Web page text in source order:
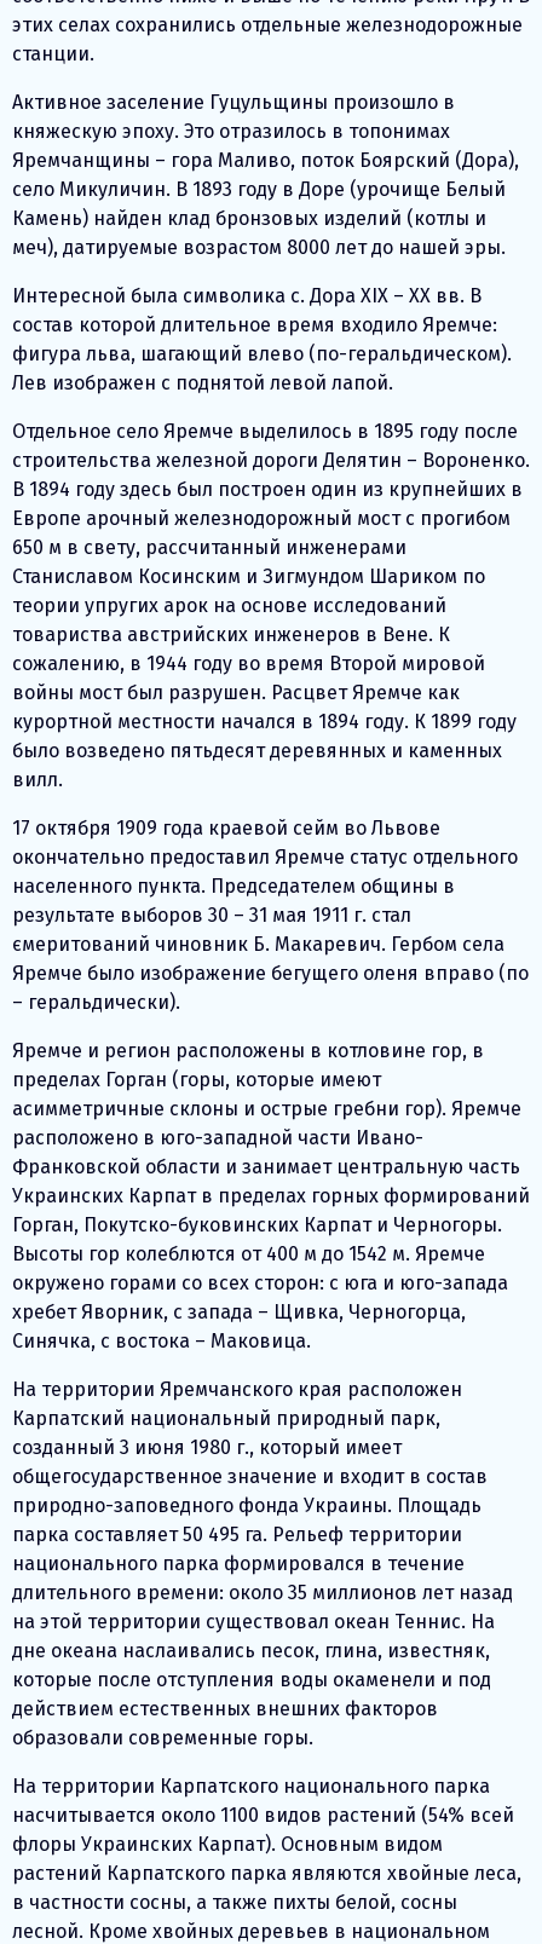
этих селах сохранились отдельные железнодорожные
станции.
Активное заселение Гуцульщины произошло в
княжескую эпоху. Это отразилось в топонимах
Яремчанщины – гора Маливо, поток Боярский (Дора),
село Микуличин. В 1893 году в Доре (урочище Белый
Камень) найден клад бронзовых изделий (котлы и
меч), датируемые возрастом 8000 лет до нашей эры.
Интересной была символика с. Дора XIX – XX вв. В
состав которой длительное время входило Яремче:
фигура льва, шагающий влево (по-геральдическом).
Лев изображен с поднятой левой лапой.
Отдельное село Яремче выделилось в 1895 году после
строительства железной дороги Делятин – Вороненко.
В 1894 году здесь был построен один из крупнейших в
Европе арочный железнодорожный мост с прогибом
650 м в свету, рассчитанный инженерами
Станиславом Косинским и Зигмундом Шариком по
теории упругих арок на основе исследований
товариства австрийских инженеров в Вене. К
сожалению, в 1944 году во время Второй мировой
войны мост был разрушен. Расцвет Яремче как
курортной местности начался в 1894 году. К 1899 году
было возведено пятьдесят деревянных и каменных
вилл.
17 октября 1909 года краевой сейм во Львове
окончательно предоставил Яремче статус отдельного
населенного пункта. Председателем общины в
результате выборов 30 – 31 мая 1911 г. стал
ємеритований чиновник Б. Макаревич. Гербом села
Яремче было изображение бегущего оленя вправо (по
– геральдически).
Яремче и регион расположены в котловине гор, в
пределах Горган (горы, которые имеют
асимметричные склоны и острые гребни гор). Яремче
расположено в юго-западной части Ивано-
Франковской области и занимает центральную часть
Украинских Карпат в пределах горных формирований
Горган, Покутско-буковинских Карпат и Черногоры.
Высоты гор колеблются от 400 м до 1542 м. Яремче
окружено горами со всех сторон: с юга и юго-запада
хребет Яворник, с запада – Щивка, Черногорца,
Синячка, с востока – Маковица.
На территории Яремчанского края расположен
Карпатский национальный природный парк,
созданный 3 июня 1980 г., который имеет
общегосударственное значение и входит в состав
природно-заповедного фонда Украины. Площадь
парка составляет 50 495 га. Рельеф территории
национального парка формировался в течение
длительного времени: около 35 миллионов лет назад
на этой территории существовал океан Теннис. На
дне океана наслаивались песок, глина, известняк,
которые после отступления воды окаменели и под
действием естественных внешних факторов
образовали современные горы.
На территории Карпатского национального парка
насчитывается около 1100 видов растений (54% всей
флоры Украинских Карпат). Основным видом
растений Карпатского парка являются хвойные леса,
в частности сосны, а также пихты белой, сосны
лесной. Кроме хвойных деревьев в национальном